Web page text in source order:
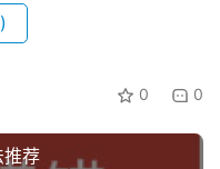
0 0
推荐